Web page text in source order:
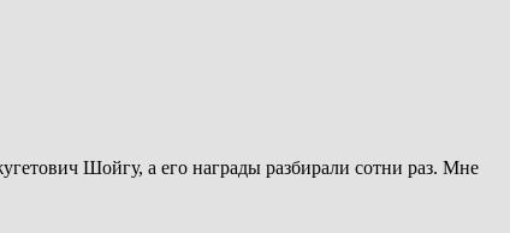
Шойгу, а его награды разбирали сотни раз. Мне